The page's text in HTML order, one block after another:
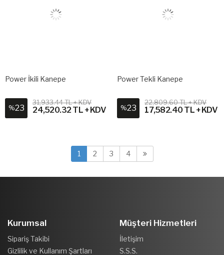
Power İkili Kanepe
%23
31,933.44 TL + KDV
24,520.32 TL + KDV
Power Tekli Kanepe
%23
22,809.60 TL + KDV
17,582.40 TL + KDV
1 2 3 4
Kurumsal
Sipariş Takibi
Gizlilik ve Kullanım Şartları
Müşteri Hizmetleri
İletişim
S.S.S.